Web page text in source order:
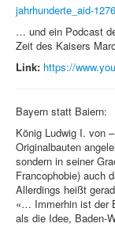
jahrhunderte_aid-
… und ein Podcast
Zeit des Kaisers
Link: https://
Bayern statt Baiern:
König Ludwig I. von
Originalbauten
sondern in seiner
Francophobie) auch
Allerdings heißt
«… Immerhin ist der
als die Idee, Baden-